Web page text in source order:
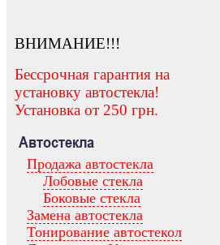
ВНИМАНИЕ!!!
Бессрочная гарантия на
установку автостекла!
Установка от 250 грн.
Автостекла
Продажа автостекла
Лобовые стекла
Боковые стекла
Замена автостекла
Тонирование автостекол